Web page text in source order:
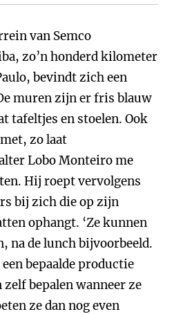
van Semco
zo’n honderd kilometer
bevindt zich een
muren zijn er fris blauw
tafeltjes en stoelen. Ook
zo laat
Lobo Monteiro me
Hij roept vervolgens
bij zich die op zijn
ophangt. ‘Ze kunnen
na de lunch bijvoorbeeld.
bepaalde productie
bepalen wanneer ze
ze dan nog even